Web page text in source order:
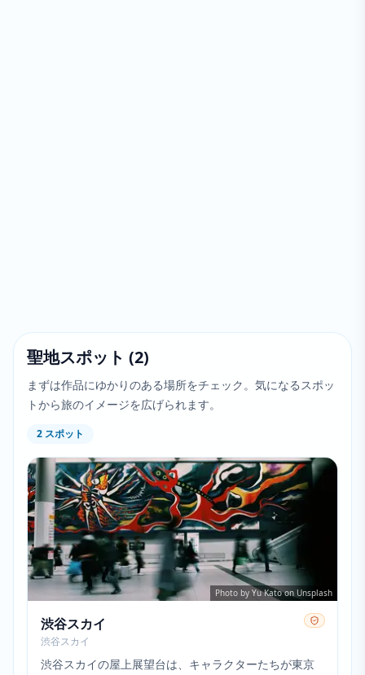
聖地スポット (2)
まずは作品にゆかりのある場所をチェック。気になるスポッ
トから旅のイメージを広げられます。
2 スポット
Photo by Yu Kato on Unsplash
渋谷スカイ
渋谷スカイ
渋谷スカイの屋上展望台は、キャラクターたちが東京